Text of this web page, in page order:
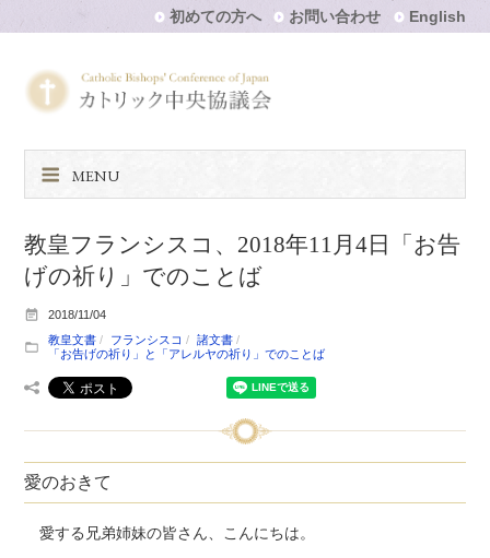
初めての方へ お問い合わせ English
MENU
教皇フランシスコ、2018年11月4日「お告
げの祈り」でのことば
2018/11/04
教皇文書
フランシスコ
諸文書
「お告げの祈り」と「アレルヤの祈り」でのことば
愛のおきて
愛する兄弟姉妹の皆さん、こんにちは。